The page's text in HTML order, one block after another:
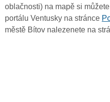
oblačnosti) na mapě si
portálu Ventusky na stránce
městě Bítov nalezenete na